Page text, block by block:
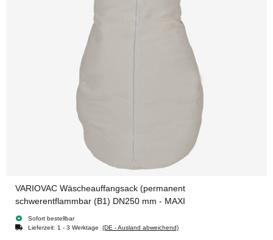
VARIOVAC Wäscheauffangsack (permanent
schwerentflammbar (B1) DN250 mm - MAXI
Sofort bestellbar
Lieferzeit: 1 - 3 Werktage (DE - Ausland abweichend)